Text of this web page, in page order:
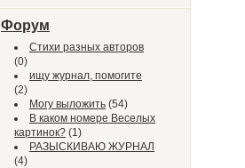
Форум
Стихи разных авторов
(0)
ищу журнал, помогите
(2)
Могу выложить (54)
В каком номере Веселых
картинок? (1)
РАЗЫСКИВАЮ ЖУРНАЛ
(4)